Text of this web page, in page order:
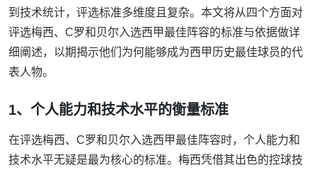
到技术统计，评选标准多维度且复杂。本文将从四个方面对
评选梅西、C罗和贝尔入选西甲最佳阵容的标准与依据做详
细阐述，以期揭示他们为何能够成为西甲历史最佳球员的代
表人物。
1、个人能力和技术水平的衡量标准
在评选梅西、C罗和贝尔入选西甲最佳阵容时，个人能力和
技术水平无疑是最为核心的标准。梅西凭借其出色的控球技